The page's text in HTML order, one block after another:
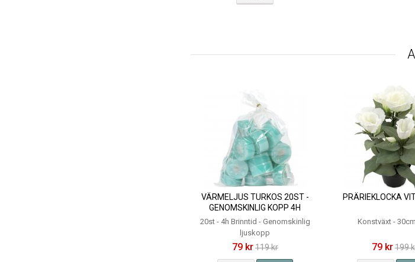
VÄRMELJUS TURKOS 20ST -
GENOMSKINLIG KOPP 4H
20st - 4h Brinntid - Genomskinlig
ljuskopp
79 kr119 kr
PRÄRIEKLOCKA
Konstväxt -
79 kr199